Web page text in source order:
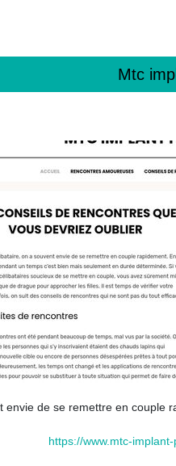
Mtc
de se remettre en couple
https://www.mtc-